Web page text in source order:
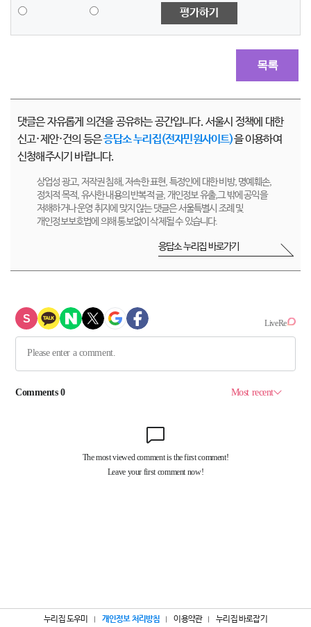
평가하기
목록
댓글은 자유롭게 의견을 공유하는 공간입니다. 서울시 정책에 대한
신고·제안·건의 등은응답소 누리집(전자민원사이트)을 이용하여
신청해주시기 바랍니다.
상업성 광고, 저작권 침해, 저속한 표현, 특정인에 대한 비방, 명예훼손,
정치적 목적, 유사한 내용의 반복적 글, 개인정보 유출,그 밖에 공익을
저해하거나 운영 취지에 맞지 않는 댓글은 서울특별시 조례 및
개인정보보호법에 의해 통보없이 삭제될 수 있습니다.
응답소 누리집 바로가기
누리집 도우미 개인정보 처리방침 이용약관 누리집 바로잡기